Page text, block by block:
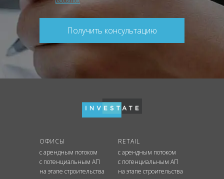
Получить консультацию
ОФИСЫ
с арендным потоком
с потенциальным АП
на этапе строительства
RETAIL
с арендным потоком
с потенциальным АП
на этапе строительства